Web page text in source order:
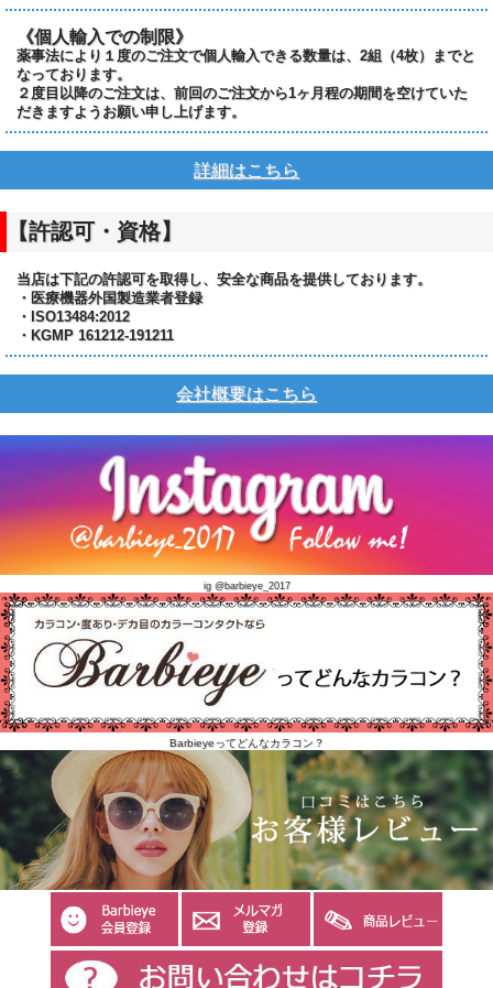
《個人輸入での制限》
薬事法により１度のご注文で個人輸入できる数量は、2組（4枚）までと
なっております。
２度目以降のご注文は、前回のご注文から1ヶ月程の期間を空けていた
だきますようお願い申し上げます。
詳細はこちら
【許認可・資格】
当店は下記の許認可を取得し、安全な商品を提供しております。
・医療機器外国製造業者登録
・ISO13484:2012
・KGMP 161212-191211
会社概要はこちら
ig @barbieye_2017
Barbieyeってどんなカラコン？